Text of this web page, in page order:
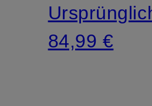
84,99 €